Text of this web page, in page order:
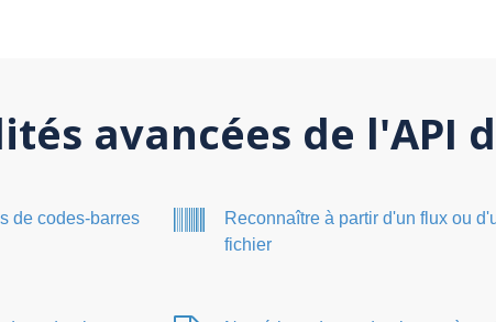
avancées de l'API
de codes-barres
Reconnaître à partir d'un flux ou
fichier